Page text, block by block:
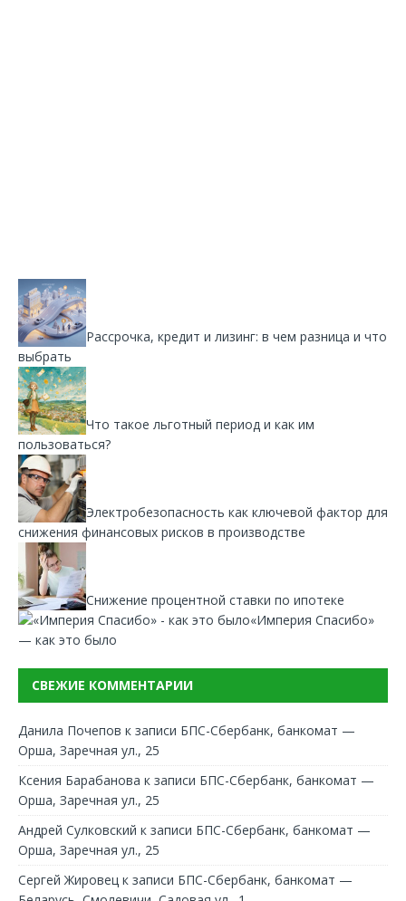
Рассрочка, кредит и лизинг: в чем разница и что
выбрать
Что такое льготный период и как им
пользоваться?
Электробезопасность как ключевой фактор для
снижения финансовых рисков в производстве
Снижение процентной ставки по ипотеке
«Империя Спасибо»
— как это было
СВЕЖИЕ КОММЕНТАРИИ
Данила Почепов к записи БПС-Сбербанк, банкомат —
Орша, Заречная ул., 25
Ксения Барабанова к записи БПС-Сбербанк, банкомат —
Орша, Заречная ул., 25
Андрей Сулковский к записи БПС-Сбербанк, банкомат —
Орша, Заречная ул., 25
Сергей Жировец к записи БПС-Сбербанк, банкомат —